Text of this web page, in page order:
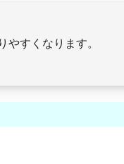
やすくなります。